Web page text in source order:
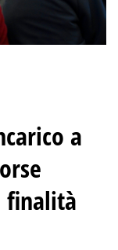
a
finalità